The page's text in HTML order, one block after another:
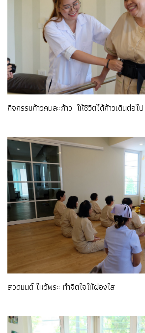
กิจกรรมก้าวคนละก้าว ให้ชีวิตได้ก้าวเดินต่อไป
สวดมนต์ ไหว้พระ ทำจิตใจให้ผ่องใส